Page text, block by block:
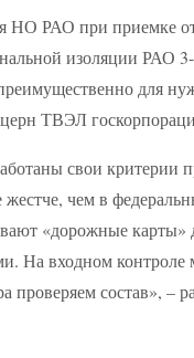
НО РАО при приемке
изоляции РАО 3-
для
ТВЭЛ
свои критерии
чем в
«дорожные карты»
На входном контроле
состав», –